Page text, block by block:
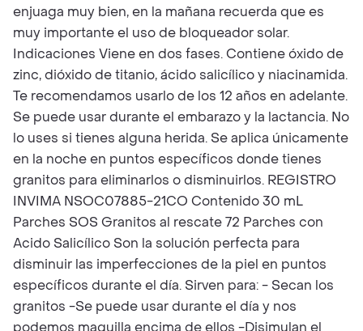
enjuaga muy bien, en la mañana recuerda que es
muy importante el uso de bloqueador solar.
Indicaciones Viene en dos fases. Contiene óxido de
zinc, dióxido de titanio, ácido salicílico y niacinamida.
Te recomendamos usarlo de los 12 años en adelante.
Se puede usar durante el embarazo y la lactancia. No
lo uses si tienes alguna herida. Se aplica únicamente
en la noche en puntos específicos donde tienes
granitos para eliminarlos o disminuirlos. REGISTRO
INVIMA NSOC07885-21CO Contenido 30 mL
Parches SOS Granitos al rescate 72 Parches con
Acido Salicílico Son la solución perfecta para
disminuir las imperfecciones de la piel en puntos
específicos durante el día. Sirven para: - Secan los
granitos -Se puede usar durante el día y nos
podemos maquilla encima de ellos -Disimulan el